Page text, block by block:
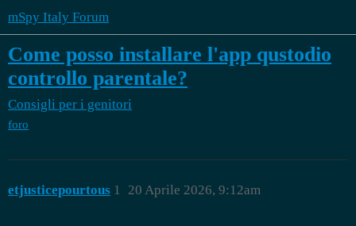
mSpy Italy Forum
Come posso installare l'app qustodio
controllo parentale?
Consigli per i genitori
foro
etjusticepourtous 20 Aprile 2026, 9:12am
1